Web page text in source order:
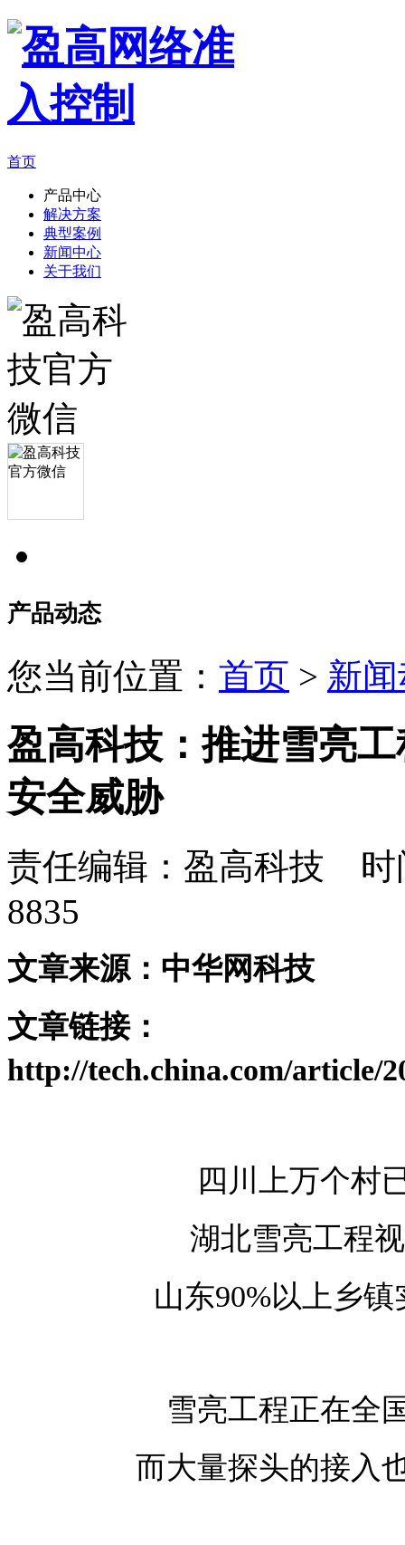
首页
产品中心
解决方案
典型案例
新闻中心
关于我们
产品动态
您当前位置： 首页 > 新
盈高科技：推进雪亮
安全威胁
责任编辑：盈高科技 时
8835
文章来源：中华网科技
文章链接：
http://tech.china.com/article/
四川上万个村
湖北雪亮工程
山东90%以上乡
雪亮工程正在全
而大量探头的接入